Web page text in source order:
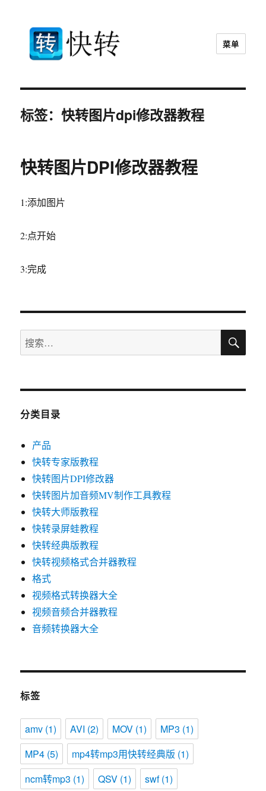
菜单
标签：快转图片dpi修改器教程
快转图片DPI修改器教程
1:添加图片
2:点开始
3:完成
搜
索：
搜
分类目录
产品
快转专家版教程
快转图片DPI修改器
快转图片加音频MV制作工具教程
快转大师版教程
快转录屏蛙教程
快转经典版教程
快转视频格式合并器教程
格式
视频格式转换器大全
视频音频合并器教程
音频转换器大全
标签
amv (1) AVI (2) MOV (1) MP3 (1)
MP4 (5) mp4转mp3用快转经典版 (1)
ncm转mp3 (1) QSV (1) swf(1)